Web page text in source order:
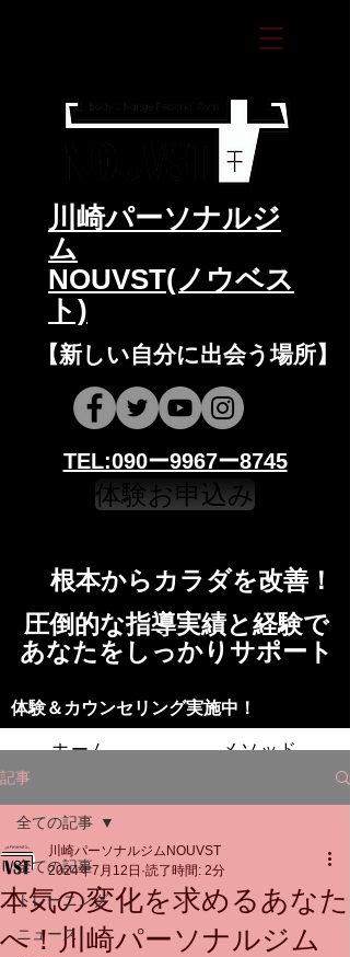
​川崎パーソナルジ
ム
NOUVST(ノウベス
ト)
​​【新しい自分に出会う場所】
​​TEL:090ー9967ー8745
体験お申込み
​根本からカラダを改善！​​
​​圧倒的な指導実績と経験で
​あなたをしっかりサポート
​​​体験＆カウンセリング実施中！
ホーム メソッド
トレーニングの流れ 施設
スタッフ よくある質問 料金
お問い合わせ
記事
全ての記事
トレーニング
ニュース
全ての記事
本気の変化を求めるあなた
へ！川崎パーソナルジム
川崎パーソナルジムNOUVST
2024年7月12日 読了時間: 2分